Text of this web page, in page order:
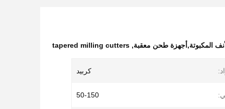
المكبوتة,أجهزة طحن معقبة,
tapered milling cutters
كربيد
50-150